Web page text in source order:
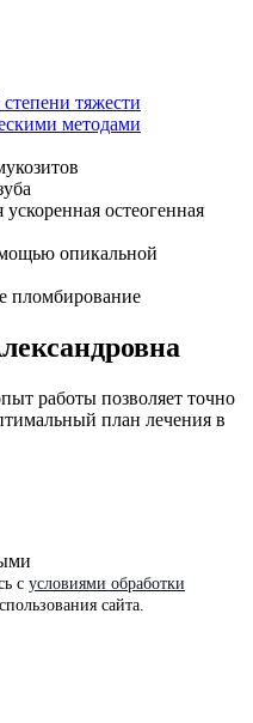
тяжести
методами
остеогенная
опикальной
пломбирование
работы позволяет точно
план лечения в
с условиями обработки
сайта.